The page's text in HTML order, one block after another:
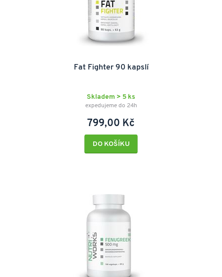
Fat Fighter 90 kapslí
Skladem > 5 ks
expedujeme do 24h
799,00 Kč
DO KOŠÍKU